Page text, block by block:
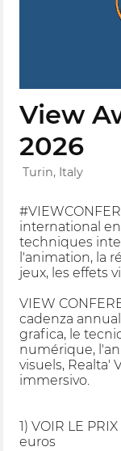
View
2026
Turin, Italy
international
techniques
l'animation, la
jeux, les effets
VIEW
cadenza
grafica, le
numérique,
visuels, Realta'
immersivo.
1) VOIR LE
euros